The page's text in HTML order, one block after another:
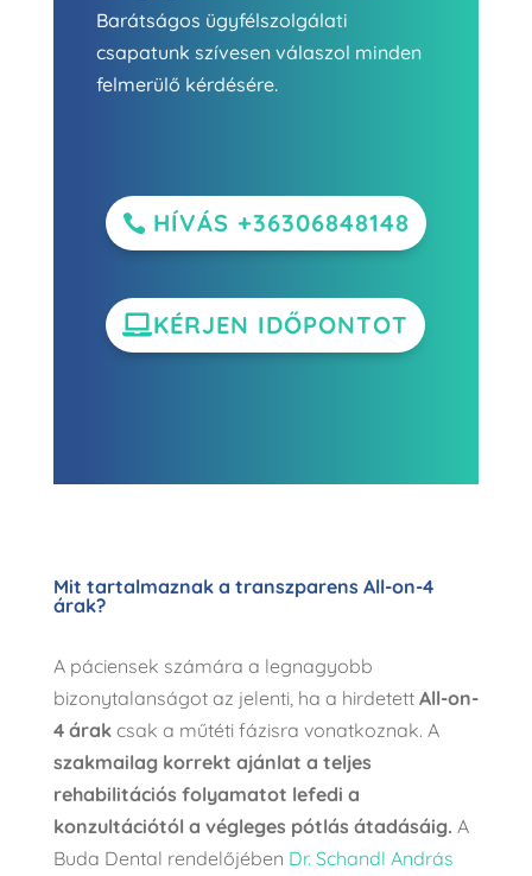
Barátságos ügyfélszolgálati
csapatunk szívesen válaszol minden
felmerülő kérdésére.
HÍVÁS +36306848148
KÉRJEN IDŐPONTOT
Mit tartalmaznak a transzparens All-on-4
árak?
A páciensek számára a legnagyobb
bizonytalanságot az jelenti, ha a hirdetett All-on-
4 árakcsak a műtéti fázisra vonatkoznak. A
szakmailag korrekt ajánlat a teljes
rehabilitációs folyamatot lefedi a
konzultációtól a végleges pótlás átadásáig. A
Buda Dental rendelőjében Dr. Schandl András